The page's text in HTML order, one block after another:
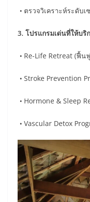
• ตรวจวิเคราะห์ระดับ
3. โปรแกรมเด่นที่ให้บริ
• Re-Life Retreat (ฟื้น
• Stroke Prevention
• Hormone & Sleep
• Vascular Detox